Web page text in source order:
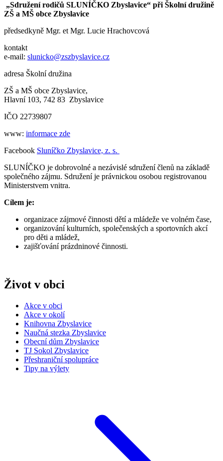
„Sdružení rodičů SLUNÍČKO Zbyslavice“ při Školní družině
ZŠ a MŠ obce Zbyslavice
předsedkyně Mgr. et Mgr. Lucie Hrachovcová
kontakt
e-mail: slunicko@zszbyslavice.cz
adresa Školní družina
ZŠ a MŠ obce Zbyslavice,
Hlavní 103, 742 83 Zbyslavice
IČO 22739807
www: informace zde
Facebook Sluníčko Zbyslavice, z. s.
SLUNÍČKO je dobrovolné a nezávislé sdružení členů na základě
společného zájmu. Sdružení je právnickou osobou registrovanou
Ministerstvem vnitra.
Cílem je:
organizace zájmové činnosti dětí a mládeže ve volném čase,
organizování kulturních, společenských a sportovních akcí
pro děti a mládež,
zajišťování prázdninové činnosti.
Život v obci
Akce v obci
Akce v okolí
Knihovna Zbyslavice
Naučná stezka Zbyslavice
Obecní dům Zbyslavice
TJ Sokol Zbyslavice
Přeshraniční spolupráce
Tipy na výlety